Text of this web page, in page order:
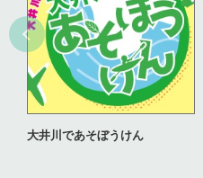
大井川であそぼうけん